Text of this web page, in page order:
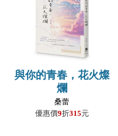
與你的青春，花火燦
爛
桑蕾
優惠價9折315元